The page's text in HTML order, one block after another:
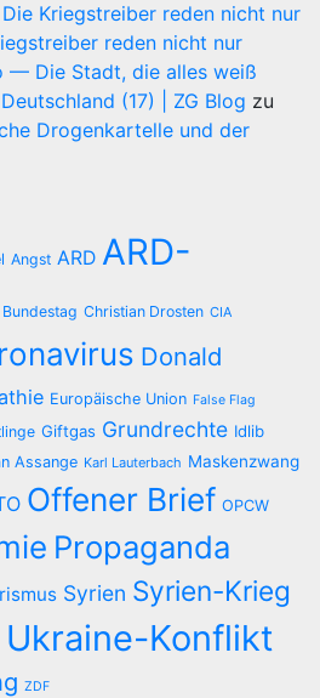
Die Kriegstreiber reden nicht nur
reden nicht nur
— Die Stadt, die alles weiß
(17) | ZG Blog zu
Drogenkartelle und der
Angst ARD ARD-
Bundestag Christian Drosten CIA
Donald
Europäische Union False Flag
Giftgas Grundrechte Idlib
Assange Karl Lauterbach Maskenzwang
Offener Brief OPCW
Propaganda
Syrien Syrien-Krieg
Ukraine-Konflikt
ZDF